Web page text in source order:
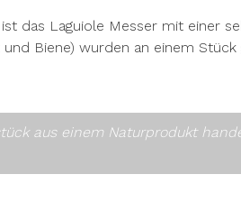
das Laguiole Messer mit einer
Biene) wurden an einem Stück
aus einem Naturprodukt